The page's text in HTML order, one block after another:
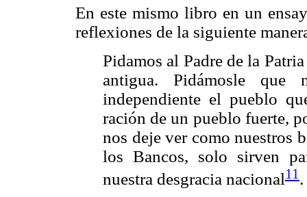
En este mismo libro en un
reflexiones de la siguiente
Pidamos al Padre de la
antigua. Pidámosle
independiente el pueblo
ración de un pueblo fuerte,
nos deje ver como nuestros
los Bancos, solo sirven
nuestra desgracia nacional11 .